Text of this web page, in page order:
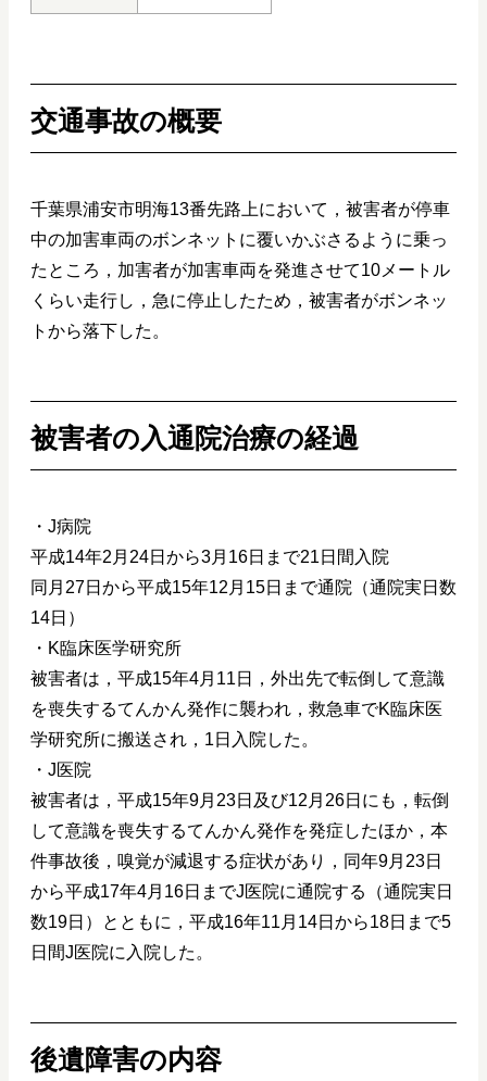
交通事故の概要
千葉県浦安市明海13番先路上において，被害者が停車
中の加害車両のボンネットに覆いかぶさるように乗っ
たところ，加害者が加害車両を発進させて10メートル
くらい走行し，急に停止したため，被害者がボンネッ
トから落下した。
被害者の入通院治療の経過
・J病院
平成14年2月24日から3月16日まで21日間入院
同月27日から平成15年12月15日まで通院（通院実日数
14日）
・K臨床医学研究所
被害者は，平成15年4月11日，外出先で転倒して意識
を喪失するてんかん発作に襲われ，救急車でK臨床医
学研究所に搬送され，1日入院した。
・J医院
被害者は，平成15年9月23日及び12月26日にも，転倒
して意識を喪失するてんかん発作を発症したほか，本
件事故後，嗅覚が減退する症状があり，同年9月23日
から平成17年4月16日までJ医院に通院する（通院実日
数19日）とともに，平成16年11月14日から18日まで5
日間J医院に入院した。
後遺障害の内容